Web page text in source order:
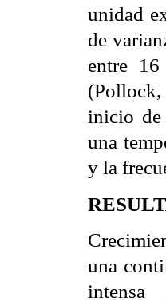
unidad
de
entre
(Pollock,
inicio de
una
y la
una